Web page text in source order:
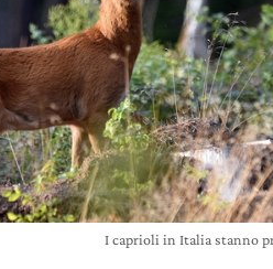
I caprioli in Italia stanno